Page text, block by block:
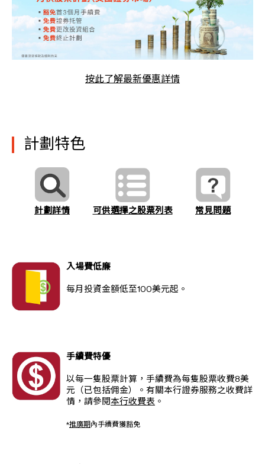
按此了解最新優惠詳情
計劃特色
計劃詳情 可供選擇之股票列表 常見問題
入場費低廉
每月投資金額低至100美元起。
手續費特優
以每一隻股票計算，手續費為每隻股票收費8美
元（已包括佣金）。有關本行證券服務之收費詳
情，請參閱本行收費表 。
*推廣期 內手續費獲豁免